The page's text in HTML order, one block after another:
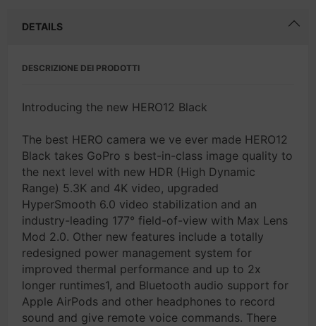
DETAILS
DESCRIZIONE DEI PRODOTTI
Introducing the new HERO12 Black
The best HERO camera we ve ever made HERO12
Black takes GoPro s best-in-class image quality to
the next level with new HDR (High Dynamic
Range) 5.3K and 4K video, upgraded
HyperSmooth 6.0 video stabilization and an
industry-leading 177° field-of-view with Max Lens
Mod 2.0. Other new features include a totally
redesigned power management system for
improved thermal performance and up to 2x
longer runtimes1, and Bluetooth audio support for
Apple AirPods and other headphones to record
sound and give remote voice commands. There